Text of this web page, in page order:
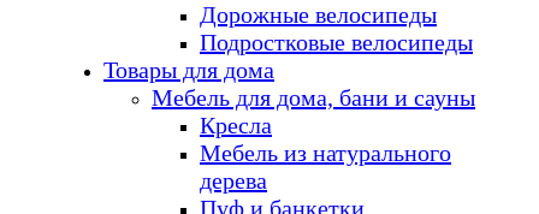
Дорожные велосипеды
Подростковые велосипеды
Товары для дома
Мебель для дома, бани и сауны
Кресла
Мебель из натурального
дерева
Пуф и банкетки